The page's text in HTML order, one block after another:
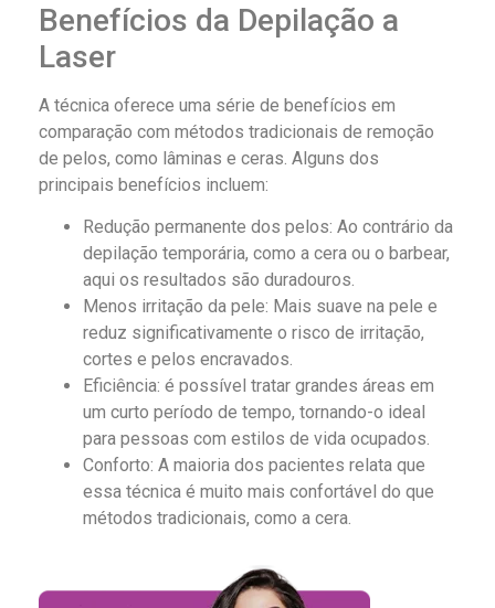
Benefícios da Depilação a
Laser
A técnica oferece uma série de benefícios em
comparação com métodos tradicionais de remoção
de pelos, como lâminas e ceras. Alguns dos
principais benefícios incluem:
Redução permanente dos pelos: Ao contrário da
depilação temporária, como a cera ou o barbear,
aqui os resultados são duradouros.
Menos irritação da pele: Mais suave na pele e
reduz significativamente o risco de irritação,
cortes e pelos encravados.
Eficiência: é possível tratar grandes áreas em
um curto período de tempo, tornando-o ideal
para pessoas com estilos de vida ocupados.
Conforto: A maioria dos pacientes relata que
essa técnica é muito mais confortável do que
métodos tradicionais, como a cera.